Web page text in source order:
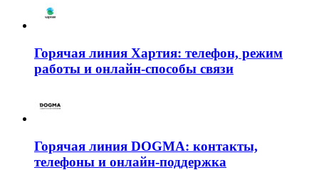
Горячая линия Хартия: телефон, режим
работы и онлайн-способы связи
Горячая линия DOGMA: контакты,
телефоны и онлайн-поддержка